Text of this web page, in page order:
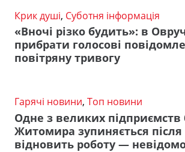
Крик душі, Суботня інформація
«Вночі різко будить»: в
прибрати голосові
повітряну тривогу
Гарячі новини, Топ новини
Одне з великих підприємств
Житомира зупиняється
відновить роботу —